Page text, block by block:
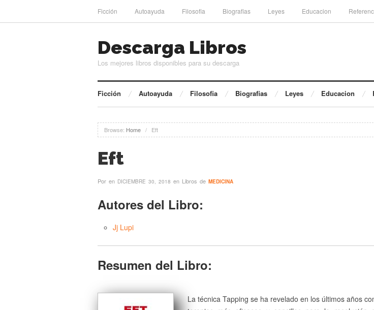
Ficción Autoayuda Filosofia Biografias Leyes Educacion
Descarga Libros
Los mejores libros disponibles para su descarga
Ficción Autoayuda Filosofia Biografias Leyes Educacion
Browse: Home / Eft
Eft
Por en DICIEMBRE 30, 2018 en Libros de MEDICINA
Autores del Libro:
Jj Lupi
Resumen del Libro:
La técnica Tapping se ha revelado en los últimos años